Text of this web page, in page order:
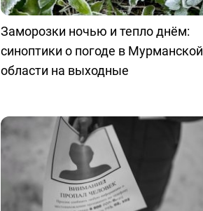
Заморозки ночью и тепло днём:
синоптики о погоде в Мурманской
области на выходные